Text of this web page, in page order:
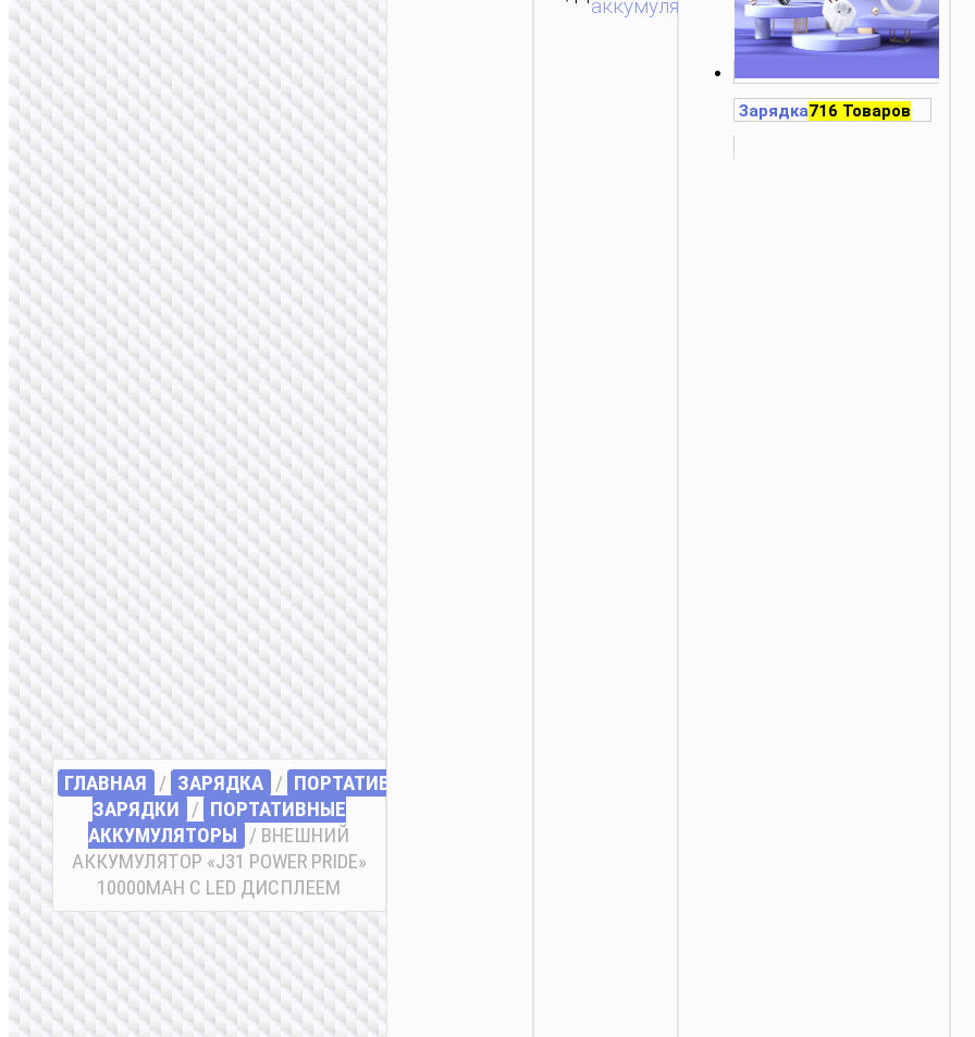
ГЛАВНАЯ / ЗАРЯДКА / ПОРТАТИВНЫЕ
ЗАРЯДКИ / ПОРТАТИВНЫЕ
АККУМУЛЯТОРЫ / ВНЕШНИЙ
АККУМУЛЯТОР «J31 POWER PRIDE»
10000MAH С LED ДИСПЛЕЕМ
аккумуляторы
Зарядка716 Товаров